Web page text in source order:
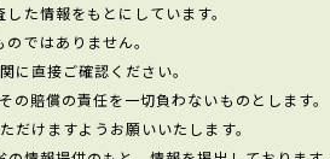
た情報をもとにしています。
ではありません。
に直接ご確認ください。
賠償の責任を一切負わないものとします。
けますようお願いいたします。